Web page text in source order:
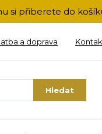
si přiberete do
a doprava
Hledat